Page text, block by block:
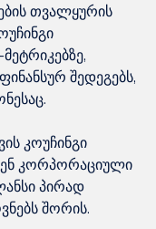
თვალყურის
შედეგებს,
კოუჩინგი
კორპორაციული
პირად
შორის.